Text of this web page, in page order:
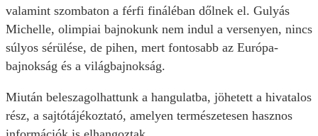
valamint szombaton a férfi fináléban dőlnek el. Gulyás
Michelle, olimpiai bajnokunk nem indul a versenyen, nincs
súlyos sérülése, de pihen, mert fontosabb az Európa-
bajnokság és a világbajnokság.
Miután beleszagolhattunk a hangulatba, jöhetett a hivatalos
rész, a sajtótájékoztató, amelyen természetesen hasznos